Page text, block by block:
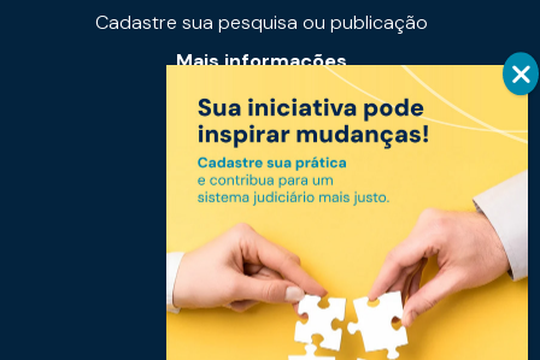
Cadastre sua pesquisa ou publicação
Mais informações
Notícias
Links úteis
Fale conosco